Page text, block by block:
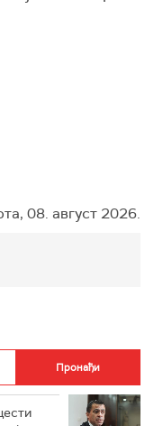
08. август 2026.